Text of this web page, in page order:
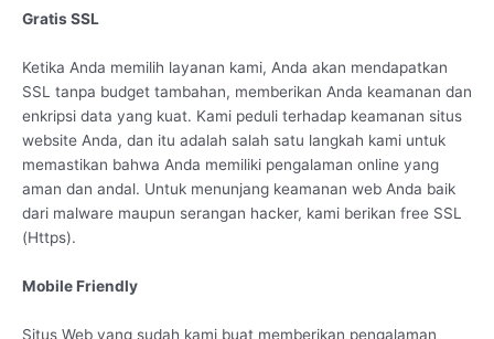
Gratis SSL
Ketika Anda memilih layanan kami, Anda akan mendapatkan
SSL tanpa budget tambahan, memberikan Anda keamanan dan
enkripsi data yang kuat. Kami peduli terhadap keamanan situs
website Anda, dan itu adalah salah satu langkah kami untuk
memastikan bahwa Anda memiliki pengalaman online yang
aman dan andal. Untuk menunjang keamanan web Anda baik
dari malware maupun serangan hacker, kami berikan free SSL
(Https).
Mobile Friendly
Situs Web yang sudah kami buat memberikan pengalaman